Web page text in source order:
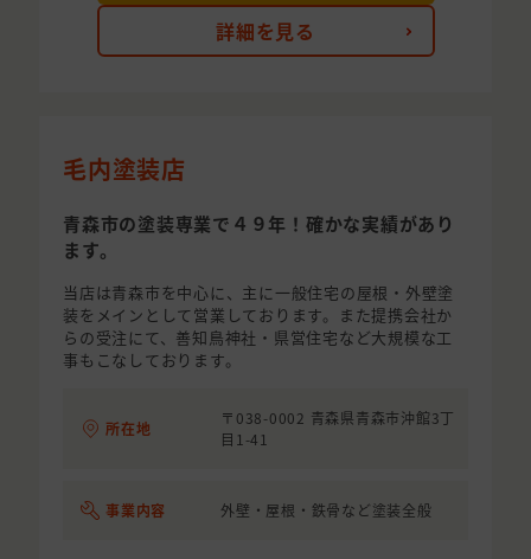
詳細を見る
毛内塗装店
青森市の塗装専業で４９年！確かな実績があり
ます。
当店は青森市を中心に、主に一般住宅の屋根・外壁塗
装をメインとして営業しております。また提携会社か
らの受注にて、善知鳥神社・県営住宅など大規模な工
事もこなしております。
所在地
〒038-0002 青森県青森市沖館3丁
目1-41
事業内容 外壁・屋根・鉄骨など塗装全般